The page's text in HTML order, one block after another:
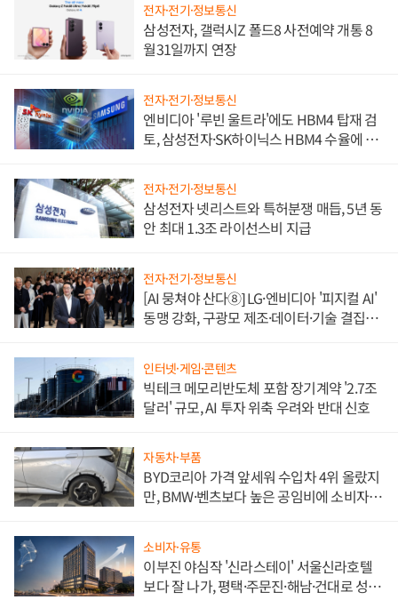
전자·전기·정보통신
삼성전자, 갤럭시Z 폴드8 사전예약 개통 8
월31일까지 연장
전자·전기·정보통신
엔비디아 '루빈 울트라'에도 HBM4 탑재 검
토, 삼성전자·SK하이닉스 HBM4 수율에 주
전자·전기·정보통신
삼성전자 넷리스트와 특허분쟁 매듭, 5년 동
안 최대 1.3조 라이선스비 지급
전자·전기·정보통신
[AI 뭉쳐야 산다⑧] LG·엔비디아 '피지컬 AI'
동맹 강화, 구광모 제조·데이터·기술 결집
인터넷·게임·콘텐츠
빅테크 메모리반도체 포함 장기계약 '2.7조
달러' 규모, AI 투자 위축 우려와 반대 신호
자동차·부품
BYD코리아 가격 앞세워 수입차 4위 올랐지
만, BMW·벤츠보다 높은 공임비에 소비자
소비자·유통
이부진 야심작 '신라스테이' 서울신라호텔
보다 잘 나가, 평택·주문진·해남·건대로 성